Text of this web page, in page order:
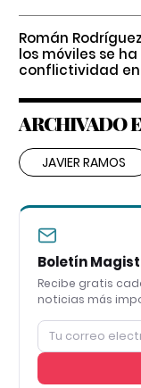
Román
los móviles se
conflictividad
ARCHIVADO
JAVIER RAMOS
Boletín
Recibe gratis
noticias más